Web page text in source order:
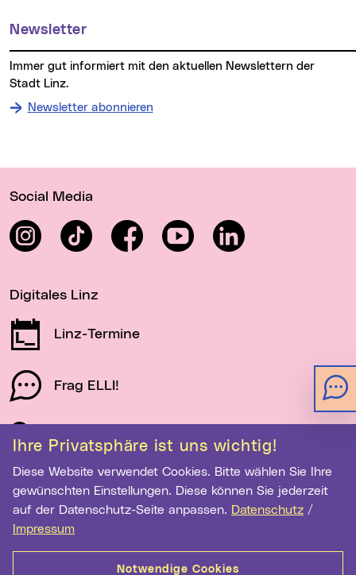
Ihre Privatsphäre ist uns wichtig!
Diese Website verwendet Cookies. Bitte wählen Sie Ihre
gewünschten Einstellungen. Diese können Sie jederzeit
auf der Datenschutz-Seite anpassen. Datenschutz /
Impressum
Notwendige Cookies
Newsletter
Stadt Linz.
Newsletter abonnieren
Social Media
InstagramTikTok FacebookYouTube LinkedIn
Digitales Linz
Linz-Termine
Frag ELLI!
Schau auf Linz
Newsletter-Anmeldung
E-Mail-Adresse eingeben